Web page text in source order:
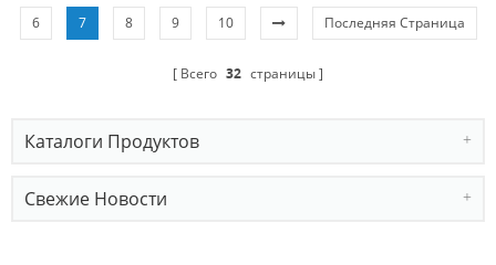
6 7 8 9 10 Последняя Страница
Всего 32 страницы
Каталоги Продуктов
Свежие Новости